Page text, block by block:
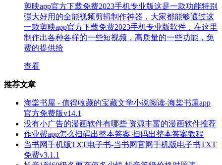
剪映app官方下载免费2023手机专业版这是一款功能特别
强大好用的全能视频剪辑制作神器，大家都能够通过这
一款剪映app官方下载免费2023手机专业版软件，在这里
制作出各种各样的一些短视频，高质量的一些功能，免
费的提供给
查看
推荐文章
海棠书屋 - 值得收藏的宝藏文学小说阅读-海棠书屋app
官方免费版v14.1
没有小广告的漫画软件有哪些 资源丰富的漫画软件推荐
作业帮app怎么扫码出整本答案 扫码出整本答案教程
当书网手机版TXT电子书-当书网官网手机版电子书TXT
免费v3.1.1